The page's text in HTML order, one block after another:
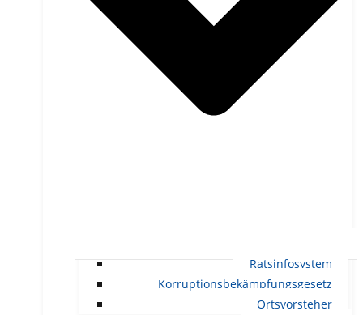
Ratsinfosystem
Korruptionsbekämpfungsgesetz
Ortsvorsteher